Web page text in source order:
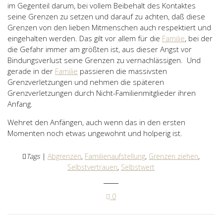
im Gegenteil darum, bei vollem Beibehalt des Kontaktes
seine Grenzen zu setzen und darauf zu achten, daß diese
Grenzen von den lieben Mitmenschen auch respektiert und
eingehalten werden. Das gilt vor allem für die Familie, bei der
die Gefahr immer am größten ist, aus dieser Angst vor
Bindungsverlust seine Grenzen zu vernachlässigen. Und
gerade in der Familie passieren die massivsten
Grenzverletzungen und nehmen die späteren
Grenzverletzungen durch Nicht-Familienmitglieder ihren
Anfang.
Wehret den Anfängen, auch wenn das in den ersten
Momenten noch etwas ungewohnt und holperig ist.
Tags| Abgrenzen, Familienaufstellung, Grenzen ziehen,
Selbstvertrauen, Selbstwert
0